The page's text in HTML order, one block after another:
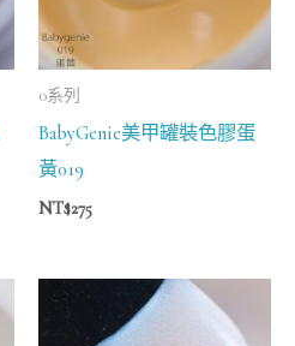
0系列
BabyGenie美甲罐裝色膠蛋
黃019
NT$275